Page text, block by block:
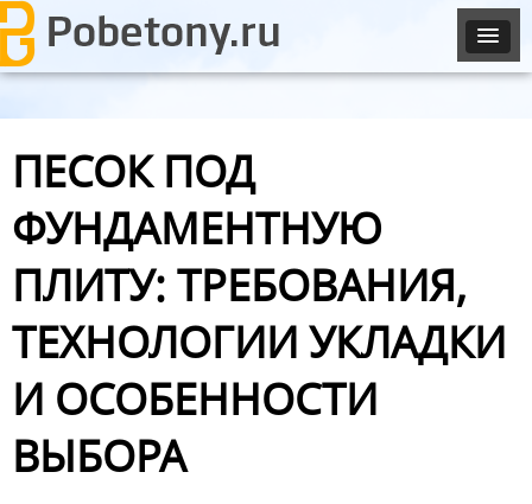
ПЕСОК ПОД
ФУНДАМЕНТНУЮ
ПЛИТУ: ТРЕБОВАНИЯ,
ТЕХНОЛОГИИ УКЛАДКИ
И ОСОБЕННОСТИ
ВЫБОРА